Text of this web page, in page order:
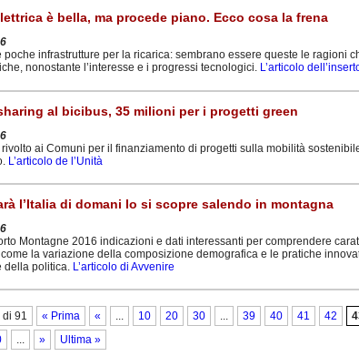
è bella, ma procede piano. Ecco cosa la frena
poche infrastrutture per la ricarica: sembrano essere queste le ragioni
nonostante l’interesse e i progressi tecnologici. L’articolo
al bicibus, 35 milioni per i progetti green
ai Comuni per il finanziamento di progetti sulla mobilità
L’articolo de l’Unità
l’Italia di domani lo si scopre salendo in montagna
Montagne 2016 indicazioni e dati interessanti per comprendere
la variazione della composizione demografica e le pratiche
della politica. L’articolo di Avvenire
di 91 « Prima « ... 10 20 30 ... 39 40 41 42
... » Ultima »